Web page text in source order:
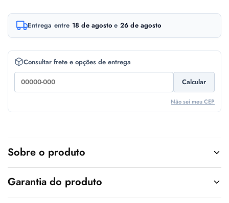
A
i
v
e
:
Entrega entre 18 de agosto e 26 de agosto
Consultar frete e opções de entrega
Calcular
Não sei meu CEP
Sobre o produto
Garantia do produto